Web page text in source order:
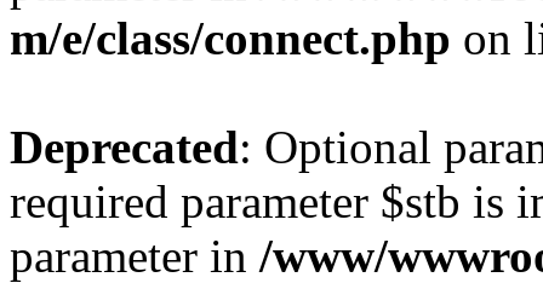
m/e/class/connect.php on
Deprecated: Optional
required parameter $stb is
parameter in /www/